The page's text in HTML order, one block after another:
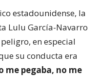
estadounidense, la
Lulu García-Navarro
en especial
su conducta era
me pegaba, no me